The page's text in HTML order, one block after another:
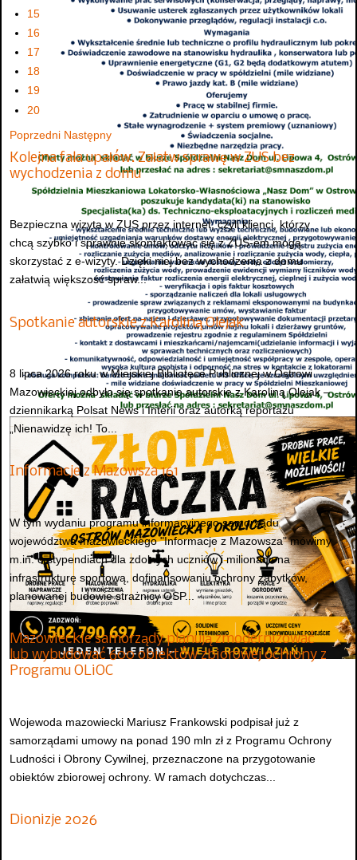
15
16
17
18
19
20
Poprzedni Następny
Kolejna fala upałów. Załatw sprawę w ZUS bez
wychodzenia z domu
Bezpieczna wizyta w ZUS przez internet, czyli klienci, którzy
chcą szybko i sprawnie skontaktować się z ZUS-em mogą
skorzystać z e-wizyty. Dzięki niej bez wychodzenia z domu
załatwią większość spraw...
Spotkanie autorskie z Karoliną Olejak
8 lipca 2026 roku w Miejskiej Bibliotece Publicznej w Ostrowi
Mazowieckiej odbyło się spotkanie autorskie z Karoliną Olejak –
dziennikarką Polsat News i Interii oraz autorką reportażu
„Nienawidzę ich! To...
Informacje z Mazowsza 161
W tym wydaniu programu informacyjnego samorządu
województwa mazowieckiego "Informacje z Mazowsza" mówimy
m.in. o stypendiach dla zdolnych uczniów i milionach na
infrastrukturę sportową, dofinansowaniu ochrony zabytków,
planowanej budowie strażnicy OSP...
Mazowieckie samorządy planują zmodernizować
lub wybudować 600 obiektów zbiorowej ochrony z
Programu OLiOC
Wojewoda mazowiecki Mariusz Frankowski podpisał już z
samorządami umowy na ponad 190 mln zł z Programu Ochrony
Ludności i Obrony Cywilnej, przeznaczone na przygotowanie
obiektów zbiorowej ochrony. W ramach dotychczas...
Dionizje 2026